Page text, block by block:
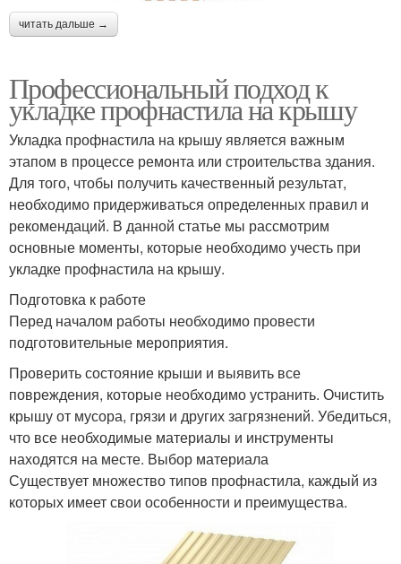
читать дальше →
Профессиональный подход к
укладке профнастила на крышу
Укладка профнастила на крышу является важным
этапом в процессе ремонта или строительства здания.
Для того, чтобы получить качественный результат,
необходимо придерживаться определенных правил и
рекомендаций. В данной статье мы рассмотрим
основные моменты, которые необходимо учесть при
укладке профнастила на крышу.
Подготовка к работе
Перед началом работы необходимо провести
подготовительные мероприятия.
Проверить состояние крыши и выявить все
повреждения, которые необходимо устранить. Очистить
крышу от мусора, грязи и других загрязнений. Убедиться,
что все необходимые материалы и инструменты
находятся на месте. Выбор материала
Существует множество типов профнастила, каждый из
которых имеет свои особенности и преимущества.